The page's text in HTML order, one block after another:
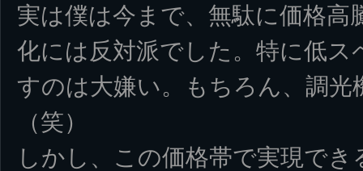
実は僕は今まで、無駄に価格高
化には反対派でした。特に低ス
すのは大嫌い。もちろん、調光
（笑）
しかし、この価格帯で実現で